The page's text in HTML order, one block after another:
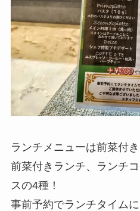
ランチメニューは前菜付
前菜付きランチ、ランチ
スの4種！
事前予約でランチタイム